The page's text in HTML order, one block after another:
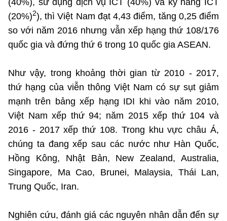
Cơ quan chủ quản: Bộ Khoa học và Công nghệ (MST)
Chịu trách nhiệm nội dung: Nguyễn Thị Hải Hằng Giám đốc
Trung tâm Truyền thông Khoa học và Công nghệ.
Liên hệ
Địa chỉ: Ban Biên tập Cổng TTĐT - 18 Nguyễn Du, TP. Hà Nội
Điện thoại: 024 3936 9506
Email: stc@mst.gov.vn
(40%), sử dụng dịch vụ ICT (40%) và kỹ năng ICT
(20%)2), thì Việt Nam đạt 4,43 điểm, tăng 0,25 điểm
so với năm 2016 nhưng vẫn xếp hạng thứ 108/176
quốc gia và đứng thứ 6 trong 10 quốc gia ASEAN.
Như vậy, trong khoảng thời gian từ 2010 - 2017,
thứ hạng của viễn thông Việt Nam có sự sụt giảm
mạnh trên bảng xếp hạng IDI khi vào năm 2010,
Việt Nam xếp thứ 94; năm 2015 xếp thứ 104 và
2016 - 2017 xếp thứ 108. Trong khu vực châu Á,
chúng ta đang xếp sau các nước như Hàn Quốc,
Hồng Kông, Nhật Bản, New Zealand, Australia,
Singapore, Ma Cao, Brunei, Malaysia, Thái Lan,
Trung Quốc, Iran.
Nghiên cứu, đánh giá các nguyên nhân dẫn đến sự